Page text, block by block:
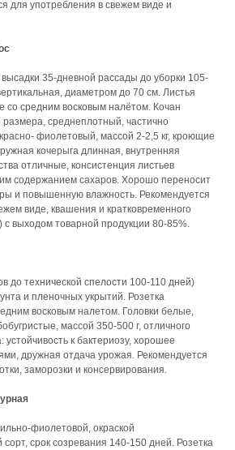
для употребления в свежем виде и
35-дневной рассады до уборки 105-
диаметром до 70 см. Листья
со средним восковым налётом. Кочан
размера, среднеплотный, частично
фиолетовый, массой 2-2,5 кг, кроющие
кочерыга длинная, внутренняя
отличные, консистенция листьев
содержанием сахаров. Хорошо переносит
и повышенную влажность. Рекомендуется
виде, квашения и кратковременного
с выходом товарной продукции 80-85%.
до технической спелости 100-110 дней)
и пленочных укрытий. Розетка
восковым налетом. Головки белые,
массой 350-500 г, отличного
устойчивость к бактериозу, хорошее
дружная отдача урожая. Рекомендуется
заморозки и консервирования.
фиолетовой, окраской
срок созревания 140-150 дней. Розетка